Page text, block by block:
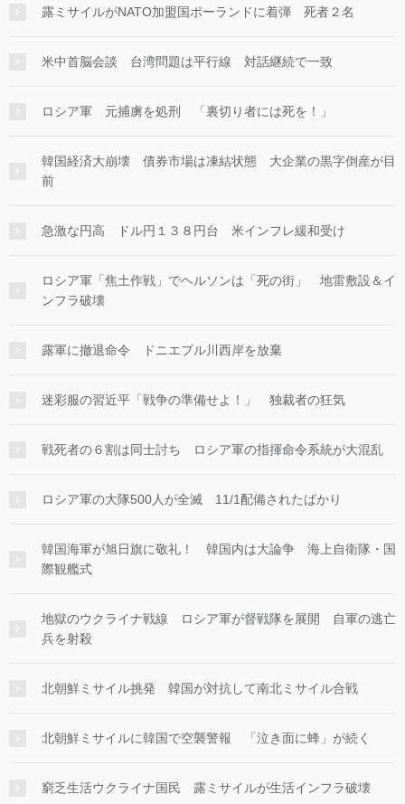
露ミサイルがNATO加盟国ポーランドに着弾 死者２名
米中首脳会談 台湾問題は平行線 対話継続で一致
ロシア軍 元捕虜を処刑 「裏切り者には死を！」
韓国経済大崩壊 債券市場は凍結状態 大企業の黒字倒産が目
前
急激な円高 ドル円１３８円台 米インフレ緩和受け
ロシア軍「焦土作戦」でヘルソンは「死の街」 地雷敷設＆イ
ンフラ破壊
露軍に撤退命令 ドニエプル川西岸を放棄
迷彩服の習近平「戦争の準備せよ！」 独裁者の狂気
戦死者の６割は同士討ち ロシア軍の指揮命令系統が大混乱
ロシア軍の大隊500人が全滅 11/1配備されたばかり
韓国海軍が旭日旗に敬礼！ 韓国内は大論争 海上自衛隊・国
際観艦式
地獄のウクライナ戦線 ロシア軍が督戦隊を展開 自軍の逃亡
兵を射殺
北朝鮮ミサイル挑発 韓国が対抗して南北ミサイル合戦
北朝鮮ミサイルに韓国で空襲警報 「泣き面に蜂」が続く
窮乏生活ウクライナ国民 露ミサイルが生活インフラ破壊